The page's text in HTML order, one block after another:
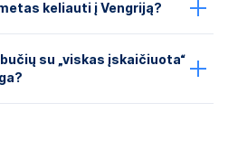
keliauti į Vengriją?
su „viskas įskaičiuota“